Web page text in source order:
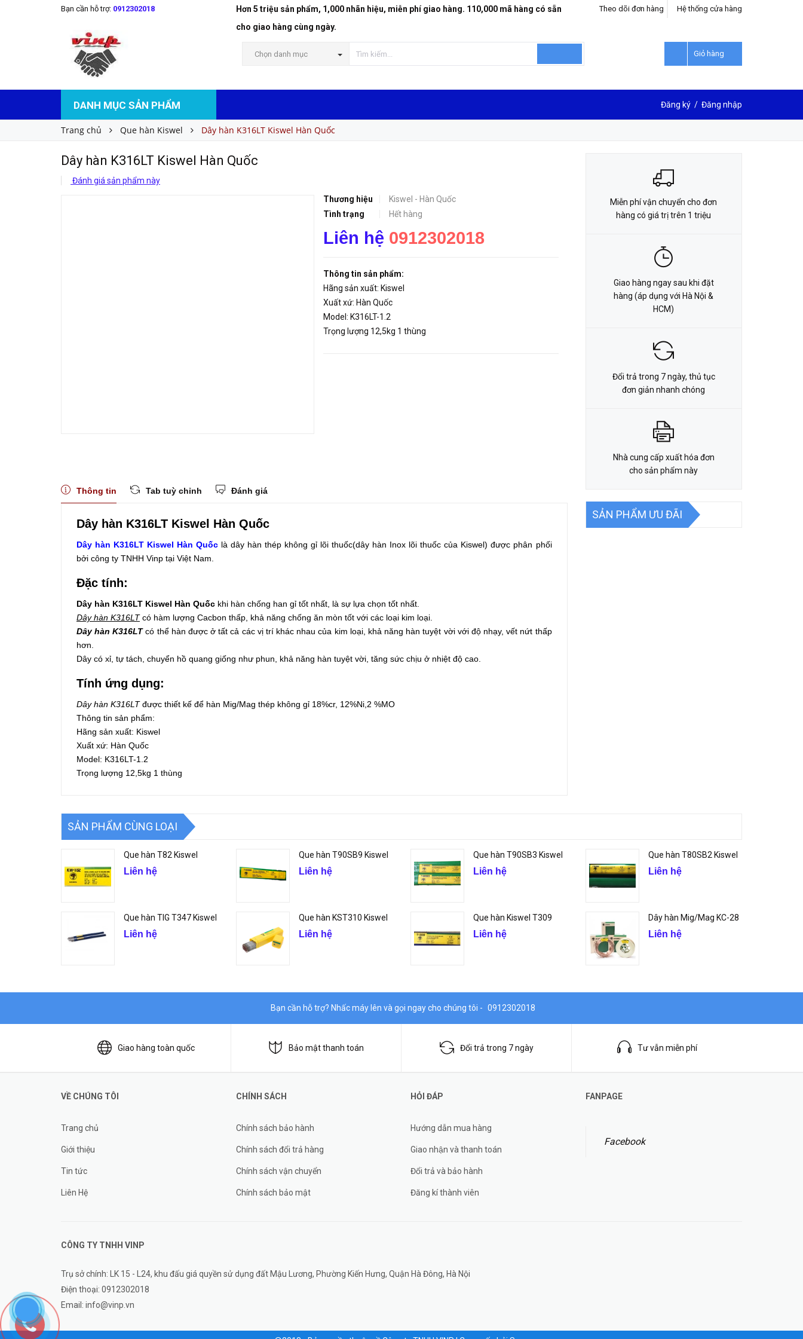
Bạn cần hỗ trợ: 0912302018
Hơn 5 triệu sản phẩm, 1,000 nhãn hiệu, miễn phí giao hàng. 110,000 mã hàng có sẵn
cho giao hàng cùng ngày.
Hệ thống cửa hàng
Theo dõi đơn hàng
Chọn danh mục Giỏ hàng
DANH MỤC SẢN PHẨM Đăng ký / Đăng nhập
Trang chủ Que hàn Kiswel Dây hàn K316LT Kiswel Hàn Quốc
Dây hàn K316LT Kiswel Hàn Quốc
Đánh giá sản phẩm này
Thương hiệu
Kiswel - Hàn Quốc
Tình trạng
Hết hàng
Liên hệ 0912302018
Thông tin sản phẩm:
Hãng sản xuất: Kiswel
Xuất xứ: Hàn Quốc
Model: K316LT-1.2
Trọng lượng 12,5kg 1 thùng
Dây hàn K316LT Kiswel Hàn Quốc LIÊN HỆ ĐẶT HÀNG
Thông tin Tab tuỳ chỉnh Đánh giá
Dây hàn K316LT Kiswel Hàn Quốc
Dây hàn K316LT Kiswel Hàn Quốc là dây hàn thép không gỉ lõi thuốc(dây hàn Inox lõi thuốc của Kiswel) được phân phối
bởi công ty TNHH Vinp tại Việt Nam.
Đặc tính:
Dây hàn K316LT Kiswel Hàn Quốc khi hàn chống han gỉ tốt nhất, là sự lựa chọn tốt nhất.
Dây hàn K316LTcó hàm lượng Cacbon thấp, khả năng chống ăn mòn tốt với các loại kim loại.
Dây hàn K316LTcó thể hàn được ở tất cả các vị trí khác nhau của kim loại, khả năng hàn tuyệt vời với độ nhạy, vết nứt thấp
hơn.
Dây có xỉ, tự tách, chuyển hồ quang giống như phun, khả năng hàn tuyệt vời, tăng sức chịu ở nhiệt độ cao.
Tính ứng dụng:
Dây hàn K316LTđược thiết kế để hàn Mig/Mag thép không gỉ 18%cr, 12%Ni,2 %MO
Thông tin sản phẩm:
Hãng sản xuất: Kiswel
Xuất xứ: Hàn Quốc
Model: K316LT-1.2
Trọng lượng 12,5kg 1 thùng
Miễn phí vận chuyển cho đơn
hàng có giá trị trên 1 triệu
Giao hàng ngay sau khi đặt
hàng (áp dụng với Hà Nội &
HCM)
Đổi trả trong 7 ngày, thủ tục
đơn giản nhanh chóng
Nhà cung cấp xuất hóa đơn
cho sản phẩm này
SẢN PHẨM ƯU ĐÃI
SẢN PHẨM CÙNG LOẠI
Que hàn T82 Kiswel
Liên hệ
Que hàn T90SB9 Kiswel
Liên hệ
Que hàn T90SB3 Kiswel
Liên hệ
Que hàn T80SB2 Kiswel
Liên hệ
Que hàn TIG T347 Kiswel
Liên hệ
Que hàn KST310 Kiswel
Liên hệ
Que hàn Kiswel T309
Liên hệ
Dây hàn Mig/Mag KC-28
Liên hệ
Bạn cần hỗ trợ? Nhấc máy lên và gọi ngay cho chúng tôi - 0912302018
Giao hàng toàn quốc Bảo mật thanh toán Đổi trả trong 7 ngày Tư vẫn miễn phí
VỀ CHÚNG TÔI
Trang chủ
Giới thiệu
Tin tức
Liên Hệ
CHÍNH SÁCH
Chính sách bảo hành
Chính sách đổi trả hàng
Chính sách vận chuyển
Chính sách bảo mật
HỎI ĐÁP
Hướng dẫn mua hàng
Giao nhận và thanh toán
Đổi trả và bảo hành
Đăng kí thành viên
FANPAGE
Facebook
CÔNG TY TNHH VINP
Trụ sở chính: LK 15 - L24, khu đấu giá quyền sử dụng đất Mậu Lương, Phường Kiến Hưng, Quận Hà Đông, Hà Nội
Điện thoại: 0912302018
Email: info@vinp.vn